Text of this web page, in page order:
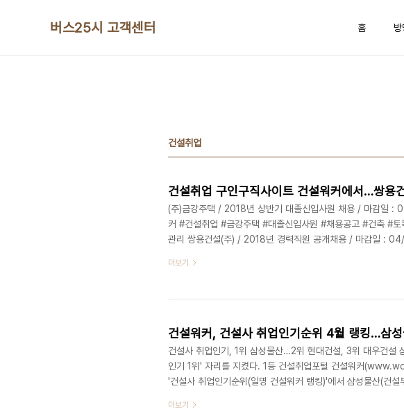
버스25시 고객센터 홈
건설취업
건설취업 구인구직사이트 건설워커에서…쌍용
(주)금강주택 / 2018년 상반기 대졸신입사원 채용 / 마감
커 #건설취업 #금강주택 #대졸신입사원 #채용공고 #건축 #
관리 쌍용건설(주) / 2018년 경력직원 공개채용 / 마감일 :
마감일 : 04/30 / http://bit.ly/2qMBZ2W #건설워커 #현대
더보기
건설워커, 건설사 취업인기순위 4월 랭킹…삼
건설사 취업인기, 1위 삼성물산…2위 현대건설, 3위 대우건설
인기 1위' 자리를 지켰다. 1등 건설취업포털 건설워커
'건설사 취업인기순위(일명 건설워커 랭킹)'에서 삼성물산(건
사무소(건축설계/감리/CM 부문), 삼성엔지니어링(엔지니어
더보기